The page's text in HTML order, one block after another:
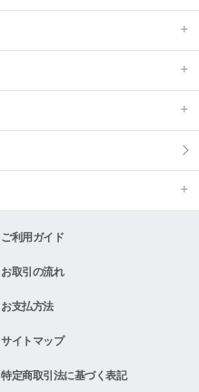
ご利用ガイド
お取引の流れ
お支払方法
サイトマップ
特定商取引法に基づく表記